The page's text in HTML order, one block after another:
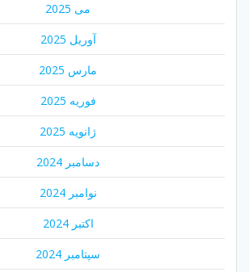
می 2025
آوریل 2025
مارس 2025
فوریه 2025
ژانویه 2025
دسامبر 2024
نوامبر 2024
اکتبر 2024
سپتامبر 2024